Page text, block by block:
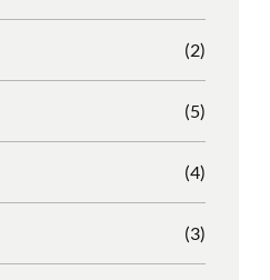
(2)
(5)
(4)
(3)